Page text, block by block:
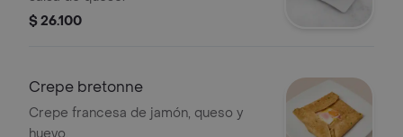
$ 26.100
Crepe bretonne
Crepe francesa de jamón, queso y